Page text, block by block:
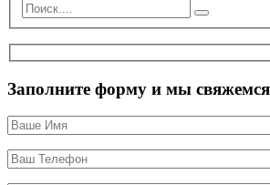
Заполните форму и мы